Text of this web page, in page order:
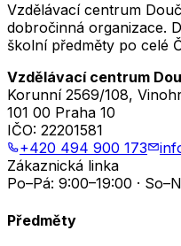
Vzdělávací centrum
dobročinná organizace.
školní předměty po celé
Vzdělávací centrum
Korunní 2569/108,
101 00 Praha 10
IČO: 22201581
+420 494 900 173
Zákaznická linka
Po–Pá: 9:00–19:00 ·
Předměty